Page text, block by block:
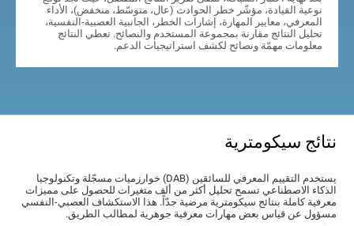
نوعية القيادة، مؤشّر خطر الحوادث (عال، متوسّط، منخفض)، الأداء
المعرفي، معايير المهارة، إشارات الخطر، الجانبية العصبية-النفسية،
تحليل النتائج مقارنة بمجموعة المستخدم والنصائح. تعطي النتائج
معلومات مهمّة ونصائح لكشف استراتيجيات الدعم.
نتائج سيكومترية
يستخدم التقييم المعرفي للسائقين (DAB) خوارزميات مسجّلة وتكنولوجيا
الذكاء الاصطناعي تسمح تحليل أكثر من ألف متغيرات للحصول على مميزات
معرفية كاملة بنتائج سيكومترية مرضية جدّاً. هذا الاستكشاف العصبي-النفسي
مسؤول عن قياس بعض مهارات معرفية جوهرية لمطالب الطريق.